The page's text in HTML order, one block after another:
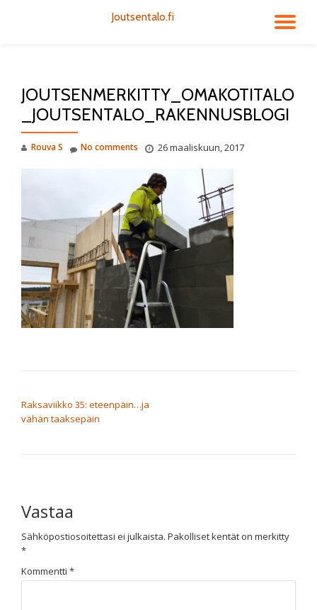
Joutsentalo.fi
JOUTSENMERKITTY_OMAKOTITALO
_JOUTSENTALO_RAKENNUSBLOGI
Rouva S 26 maaliskuun, 2017
No comments
Raksaviikko 35: eteenpäin…ja
vähän taaksepäin
Vastaa
Sähköpostiosoitettasi ei julkaista. Pakolliset kentät on merkitty
*
Kommentti *